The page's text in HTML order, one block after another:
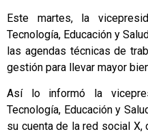
Este martes, la
Tecnología, Educación y
las agendas técnicas de
gestión para llevar mayor
Así lo informó la
Tecnología, Educación y
su cuenta de la red social X,